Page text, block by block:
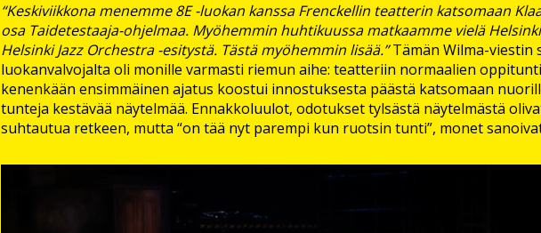
“Keskiviikkona menemme 8E -luokan kanssa Frenckellin teatterin katsomaan
osa Taidetestaaja-ohjelmaa. Myöhemmin huhtikuussa matkaamme vielä
Helsinki Jazz Orchestra -esitystä. Tästä myöhemmin lisää.”Tämän Wilma-viestin
luokanvalvojalta oli monille varmasti riemun aihe: teatteriin normaalien
kenenkään ensimmäinen ajatus koostui innostuksesta päästä katsomaan
tunteja kestävää näytelmää. Ennakkoluulot, odotukset tylsästä näytelmästä
suhtautua retkeen, mutta “on tää nyt parempi kun ruotsin tunti”, monet